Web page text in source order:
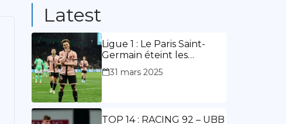
Latest
Ligue 1 : Le Paris Saint-
Germain éteint les
lumières du stade
Geoffroy Guichard. Stassin
31 mars 2025
TOP 14 : RACING 92 – UBB